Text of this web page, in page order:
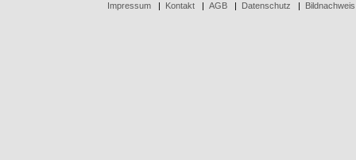
Impressum| Kontakt| AGB| Datenschutz Bildnachweis